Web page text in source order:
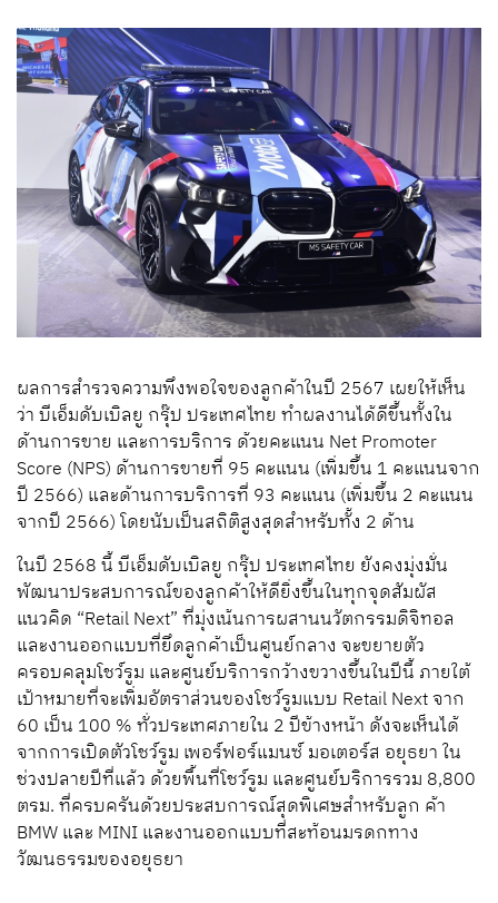
ผลการสำรวจความพึงพอใจของลูกค้าในปี 2567 เผยให้เห็น
ว่า บีเอ็มดับเบิลยู กรุ๊ป ประเทศไทย ทำผลงานได้ดีขึ้นทั้งใน
ด้านการขาย และการบริการ ด้วยคะแนน Net Promoter
Score (NPS) ด้านการขายที่ 95 คะแนน (เพิ่มขึ้น 1 คะแนนจาก
ปี 2566) และด้านการบริการที่ 93 คะแนน (เพิ่มขึ้น 2 คะแนน
จากปี 2566) โดยนับเป็นสถิติสูงสุดสำหรับทั้ง 2 ด้าน
ในปี 2568 นี้ บีเอ็มดับเบิลยู กรุ๊ป ประเทศไทย ยังคงมุ่งมั่น
พัฒนาประสบการณ์ของลูกค้าให้ดียิ่งขึ้นในทุกจุดสัมผัส
แนวคิด “Retail Next” ที่มุ่งเน้นการผสานนวัตกรรมดิจิทอล
และงานออกแบบที่ยึดลูกค้าเป็นศูนย์กลาง จะขยายตัว
ครอบคลุมโชว์รูม และศูนย์บริการกว้างขวางขึ้นในปีนี้ ภายใต้
เป้าหมายที่จะเพิ่มอัตราส่วนของโชว์รูมแบบ Retail Next จาก
60 เป็น 100 % ทั่วประเทศภายใน 2 ปีข้างหน้า ดังจะเห็นได้
จากการเปิดตัวโชว์รูม เพอร์ฟอร์แมนซ์ มอเตอร์ส อยุธยา ใน
ช่วงปลายปีที่แล้ว ด้วยพื้นที่โชว์รูม และศูนย์บริการรวม 8,800
ตรม. ที่ครบครันด้วยประสบการณ์สุดพิเศษสำหรับลูก ค้า
BMW และ MINI และงานออกแบบที่สะท้อนมรดกทาง
วัฒนธรรมของอยุธยา